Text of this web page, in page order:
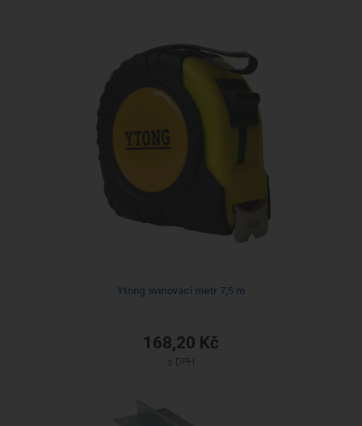
Ytong svinovací metr 7,5 m
168,20 Kč
s DPH